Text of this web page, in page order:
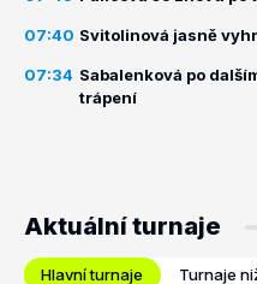
07:40 Svitolinová jasně
07:34 Sabalenková po
trápení
Aktuální turnaje
Hlavní turnaje Turnaje